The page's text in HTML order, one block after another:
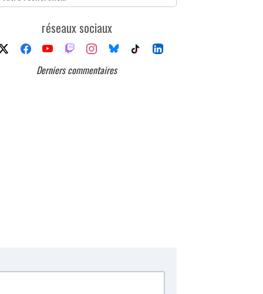
réseaux sociaux
Derniers commentaires